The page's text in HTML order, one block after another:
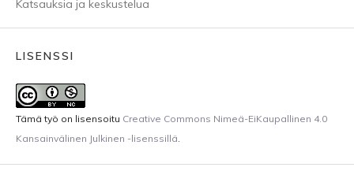
Katsauksia ja keskustelua
LISENSSI
Tämä työ on lisensoitu Creative Commons Nimeä-EiKaupallinen 4.0
Kansainvälinen Julkinen -lisenssillä.